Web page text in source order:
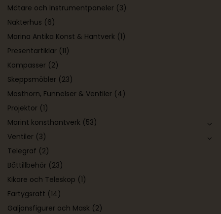
Mätare och Instrumentpaneler (3)
Nakterhus (6)
Marina Antika Konst & Hantverk (1)
Presentartiklar (11)
Kompasser (2)
Skeppsmöbler (23)
Mösthorn, Funnelser & Ventiler (4)
Projektor (1)
Marint konsthantverk (53)
Ventiler (3)
Telegraf (2)
Båttillbehör (23)
Kikare och Teleskop (1)
Fartygsratt (14)
Galjonsfigurer och Mask (2)